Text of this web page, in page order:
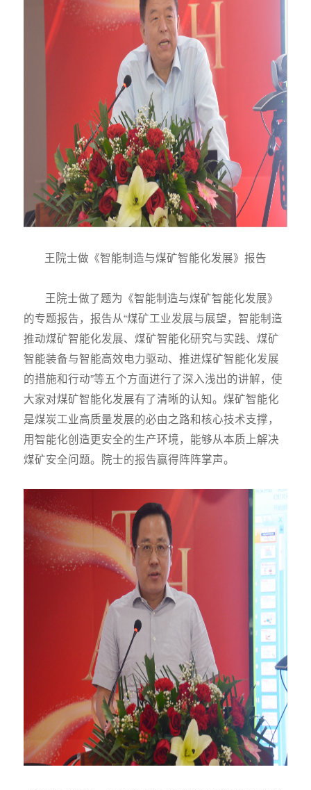
王院士做《智能制造与煤矿智能化发展》报告
王院士做了题为《智能制造与煤矿智能化发展》
的专题报告，报告从“煤矿工业发展与展望，智能制造
推动煤矿智能化发展、煤矿智能化研究与实践、煤矿
智能装备与智能高效电力驱动、推进煤矿智能化发展
的措施和行动”等五个方面进行了深入浅出的讲解，使
大家对煤矿智能化发展有了清晰的认知。煤矿智能化
是煤炭工业高质量发展的必由之路和核心技术支撑，
用智能化创造更安全的生产环境，能够从本质上解决
煤矿安全问题。院士的报告赢得阵阵掌声。